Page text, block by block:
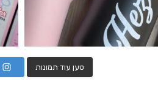
טען עוד תמונות